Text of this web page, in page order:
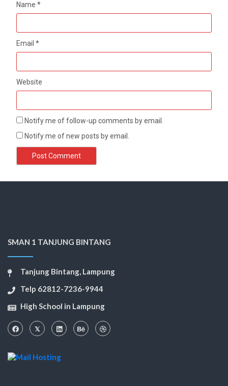
Name*
Email*
Website
Notify me of follow-up comments by email.
Notify me of new posts by email.
SMAN 1 TANJUNG BINTANG
Tanjung Bintang, Lampung
Telp 62812-7236-9944
High School in Lampung